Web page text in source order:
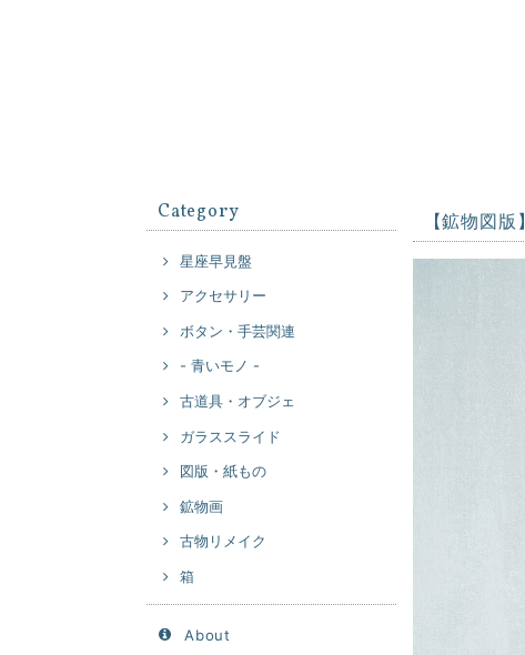
Category
星座早見盤
アクセサリー
ボタン・手芸関連
- 青いモノ -
古道具・オブジェ
ガラススライド
図版・紙もの
鉱物画
古物リメイク
箱
About
【鉱物図版】